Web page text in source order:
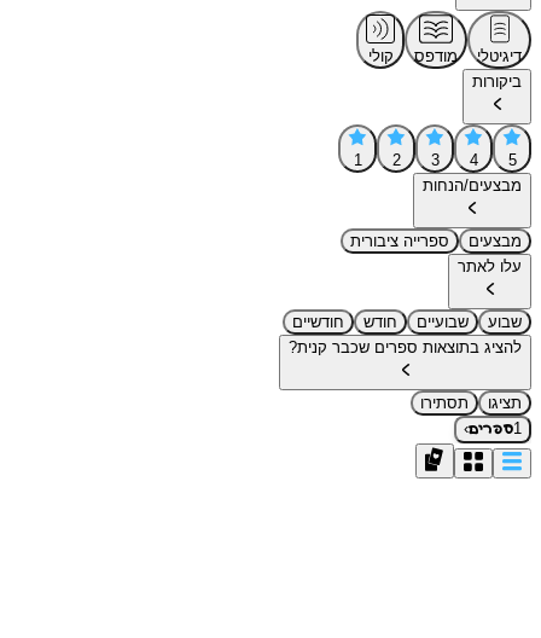
דיגיטלי מודפס
קולי
ביקורות
5
4
3
2
1
מבצעים/הנחות
מבצעים
ספרייה ציבורית
עלו לאתר
שבוע שבועיים חודש
חודשיים
להציג בתוצאות ספרים שכבר קנית?
תציגו
תסתירו
1ספרים›